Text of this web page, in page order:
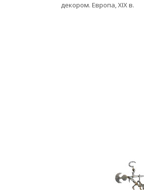
декором. Европа, XIX в.